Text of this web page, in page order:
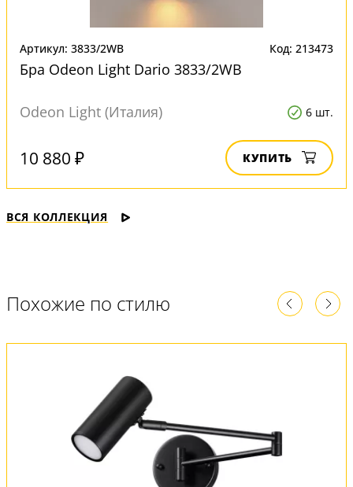
Артикул: 3833/2WB Код: 213473
Бра Odeon Light Dario 3833/2WB
Odeon Light (Италия) 6 шт.
10 880 ₽ КУПИТЬ
ВСЯ КОЛЛЕКЦИЯ
Похожие по стилю